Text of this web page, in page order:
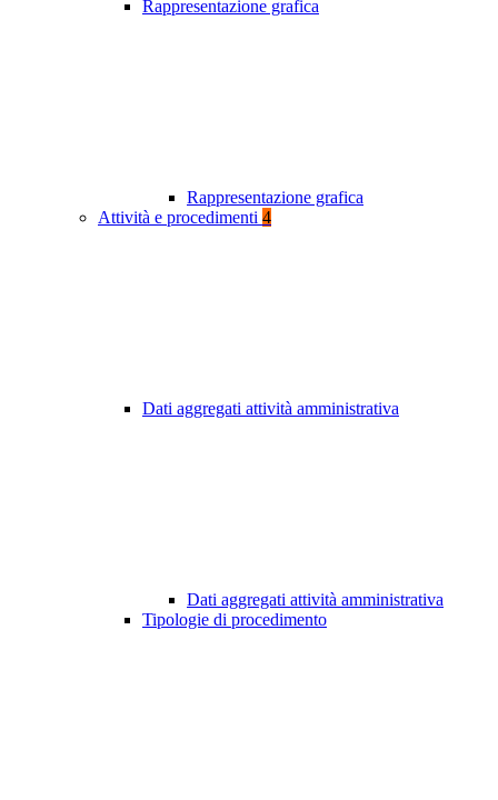
Rappresentazione grafica
Rappresentazione grafica
Attività e procedimenti 4
Dati aggregati attività amministrativa
Dati aggregati attività amministrativa
Tipologie di procedimento